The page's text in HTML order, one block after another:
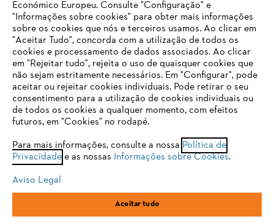
FAQs Loja Online
Contacto
Condições gerais de venda Proteção de Dados
Sobre nós
O SEU NAVEGADOR NÃO SUPORTA
ESTE WEBSITE
Está utilizar um navegador que ainda não suportamos. Para
obter o melhor uso de nosso site, recomendamos que altere
para um dos seguintes navegadores:
firefox chrome
safari edge
Económico Europeu. Consulte "Configuração" e
"Informações sobre cookies" para obter mais informações
sobre os cookies que nós e terceiros usamos. Ao clicar em
"Aceitar Tudo", concorda com a utilização de todos os
cookies e processamento de dados associados. Ao clicar
em "Rejeitar tudo", rejeita o uso de quaisquer cookies que
não sejam estritamente necessários. Em "Configurar", pode
aceitar ou rejeitar cookies individuais. Pode retirar o seu
consentimento para a utilização de cookies individuais ou
de todos os cookies a qualquer momento, com efeitos
futuros, em "Cookies" no rodapé.
Para mais informações, consulte a nossa Política de
Privacidadee as nossas Informações sobre Cookies.
Aviso Legal
Aceitar tudo